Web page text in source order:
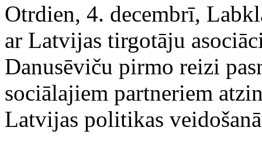
Otrdien, 4. decembrī,
ar Latvijas tirgotāju
Danusēviču pirmo reizi
sociālajiem partneriem
Latvijas politikas